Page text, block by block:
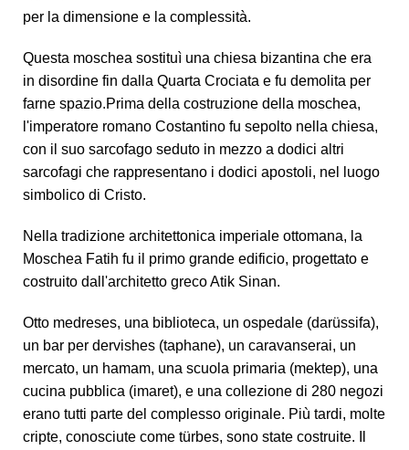
per la dimensione e la complessità.
Questa moschea sostituì una chiesa bizantina che era
in disordine fin dalla Quarta Crociata e fu demolita per
farne spazio.Prima della costruzione della moschea,
l'imperatore romano Costantino fu sepolto nella chiesa,
con il suo sarcofago seduto in mezzo a dodici altri
sarcofagi che rappresentano i dodici apostoli, nel luogo
simbolico di Cristo.
Nella tradizione architettonica imperiale ottomana, la
Moschea Fatih fu il primo grande edificio, progettato e
costruito dall'architetto greco Atik Sinan.
Otto medreses, una biblioteca, un ospedale (darüssifa),
un bar per dervishes (taphane), un caravanserai, un
mercato, un hamam, una scuola primaria (mektep), una
cucina pubblica (imaret), e una collezione di 280 negozi
erano tutti parte del complesso originale. Più tardi, molte
cripte, conosciute come türbes, sono state costruite. Il